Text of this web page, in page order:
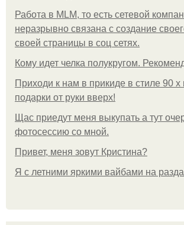
Работа в MLM, то есть сетевой
неразрывно связана с создание
своей страницы в соц сетях.
Кому идет челка полукругом.
Приходи к нам в прикиде в стиле 90 х
подарки от руки вверх!
Щас приедут меня выкупать а тут
фотосессию со мной.
Привет, меня зовут Кристина?
Я с летними яркими вайбами на